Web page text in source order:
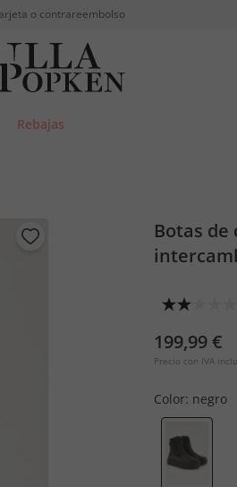
o contrareembolso
Rebajas
Botas
199,99 €
Precio con IVA
Color: negro